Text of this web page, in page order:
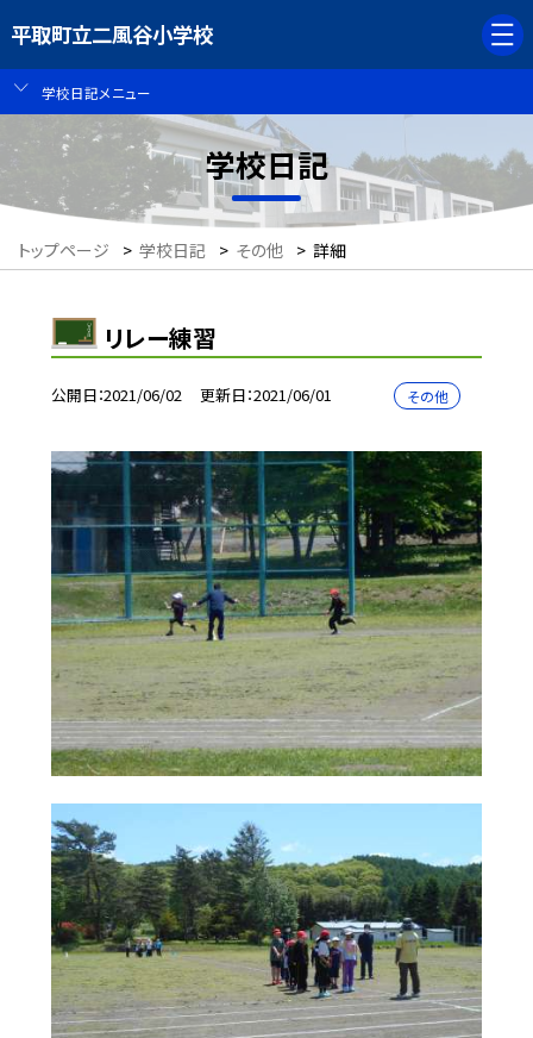
平取町立二風谷小学校
学校日記メニュー
学校日記
トップページ > 学校日記 > その他 > 詳細
リレー練習
公開日 2021/06/02 更新日 2021/06/01 その他